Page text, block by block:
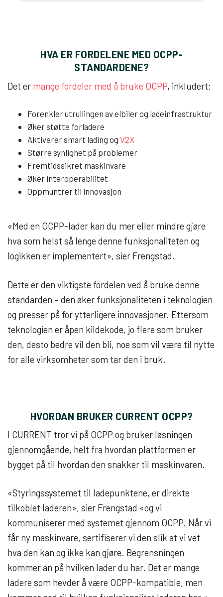
HVA ER FORDELENE MED OCPP-
STANDARDENE?
Det er mange fordeler med å bruke OCPP, inkludert:
Forenkler utrullingen av elbiler og ladeinfrastruktur
Øker støtte forladere
Aktiverer smart lading og V2X
Større synlighet på problemer
Fremtidssikret maskinvare
Øker interoperabilitet
Oppmuntrer til innovasjon
«Med en OCPP-lader kan du mer eller mindre gjøre
hva som helst så lenge denne funksjonaliteten og
logikken er implementert», sier Frengstad.
Dette er den viktigste fordelen ved å bruke denne
standarden – den øker funksjonaliteten i teknologien
og presser på for ytterligere innovasjoner. Ettersom
teknologien er åpen kildekode, jo flere som bruker
den, desto bedre vil den bli, noe som vil være til nytte
for alle virksomheter som tar den i bruk.
HVORDAN BRUKER CURRENT OCPP?
I CURRENT tror vi på OCPP og bruker løsningen
gjennomgående, helt fra hvordan plattformen er
bygget på til hvordan den snakker til maskinvaren.
«Styringssystemet til ladepunktene, er direkte
tilkoblet laderen», sier Frengstad «og vi
kommuniserer med systemet gjennom OCPP. Når vi
får ny maskinvare, sertifiserer vi den slik at vi vet
hva den kan og ikke kan gjøre. Begrensningen
kommer an på hvilken lader du har. Det er mange
ladere som hevder å være OCPP-kompatible, men